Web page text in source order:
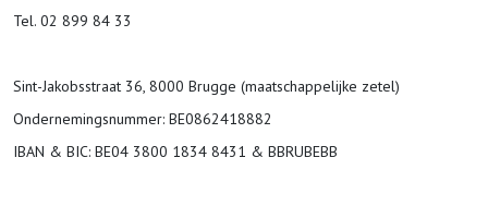
Tel. 02 899 84 33
Sint-Jakobsstraat 36, 8000 Brugge (maatschappelijke zetel)
Ondernemingsnummer: BE0862418882
IBAN & BIC: BE04 3800 1834 8431 & BBRUBEBB